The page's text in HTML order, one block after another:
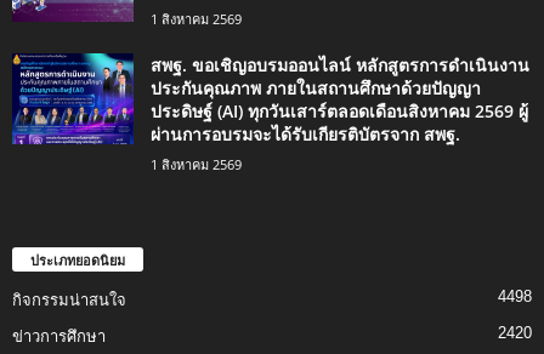
1 สิงหาคม 2569
สพฐ. ขอเชิญอบรมออนไลน์ หลักสูตรการดำเนินงาน
ประกันคุณภาพ ภายในสถานศึกษาด้วยปัญญา
ประดิษฐ์ (AI) ทุกวันเสาร์ตลอดเดือนสิงหาคม 2569 ผู้
ผ่านการอบรมจะได้รับเกียรติบัตรจาก สพฐ.
1 สิงหาคม 2569
ประเภทยอดนิยม
กิจกรรมน่าสนใจ 4498
ข่าวการศึกษา 2420